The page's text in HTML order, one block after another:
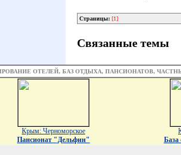
Страницы: [1]
Связанные темы
ОТЕЛЕЙ, БАЗ ОТДЫХА, ПАНСИОНАТОВ,
Крым: Черноморское
Пансионат "Дельфин"